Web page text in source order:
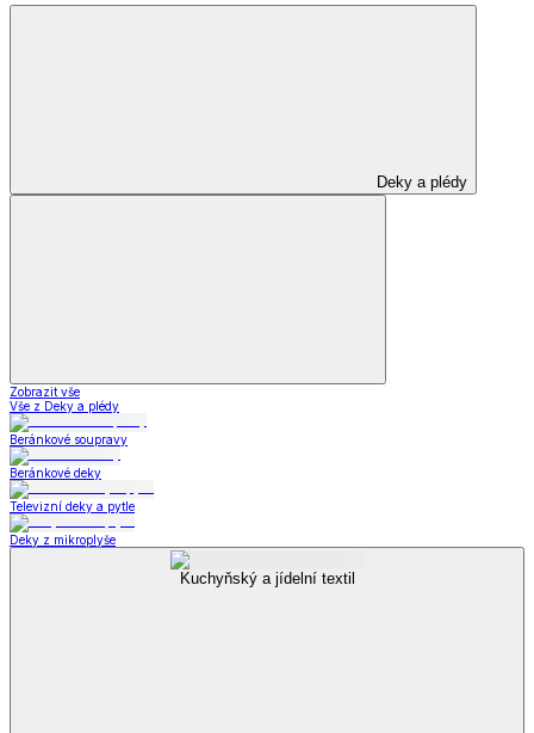
Deky a plédy
Zobrazit vše
Vše z Deky a plédy
Beránkové soupravy
Beránkové deky
Televizní deky a pytle
Deky z mikroplyše
Kuchyňský a jídelní textil